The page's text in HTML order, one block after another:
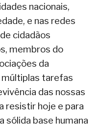
nacionais,
e nas redes
cidadãos
membros do
da
múltiplas tarefas
das nossas
resistir hoje e para
sólida base humana